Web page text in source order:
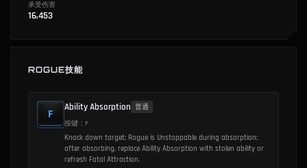
承受伤害
16,453
ROGUE技能
F Ability Absorption 普通
按键：F
Knock down target; Rogue is Unstoppable during absorption;
after absorbing, replace Ability Absorption with stolen ability or
refresh Fatal Attraction.